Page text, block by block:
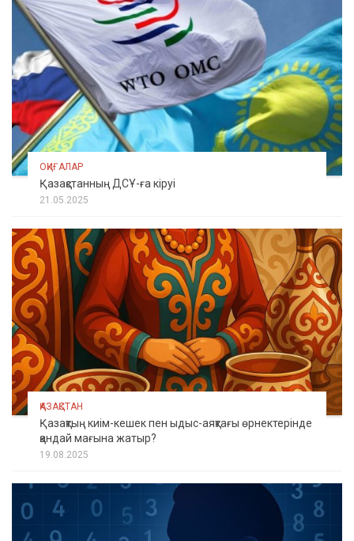
ОҚИҒАЛАР
Қазақстанның ДСҰ-ға кіруі
21.05.2025
ҚАЗАҚСТАН
Қазақтың киім-кешек пен ыдыс-аяқтағы өрнектерінде
қандай мағына жатыр?
19.08.2025